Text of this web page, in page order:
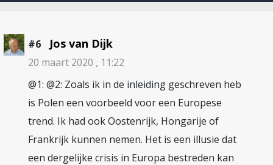
#6 Jos van Dijk
20 maart 2020 , 11:22
@1: @2: Zoals ik in de inleiding geschreven heb
is Polen een voorbeeld voor een Europese
trend. Ik had ook Oostenrijk, Hongarije of
Frankrijk kunnen nemen. Het is een illusie dat
een dergelijke crisis in Europa bestreden kan